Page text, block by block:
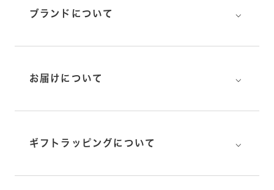
ブランドについて ⌵
お届けについて ⌵
ギフトラッピングについて ⌵